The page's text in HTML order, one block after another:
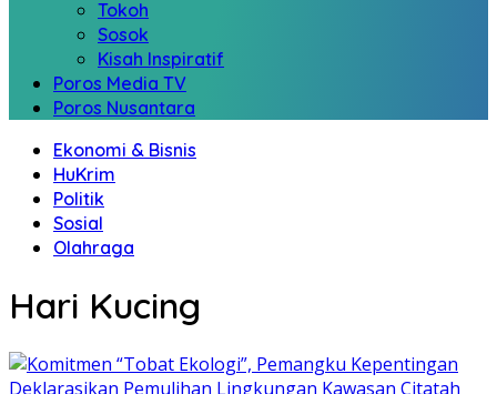
Tokoh
Sosok
Kisah Inspiratif
Poros Media TV
Poros Nusantara
Ekonomi & Bisnis
HuKrim
Politik
Sosial
Olahraga
Hari Kucing